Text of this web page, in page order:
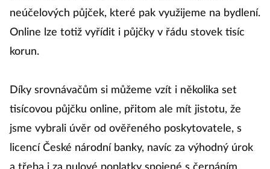
neúčelových půjček, které pak využijeme na bydlení.
Online lze totiž vyřídit i půjčky v řádu stovek tisíc
korun.
Díky srovnávačům si můžeme vzít i několika set
tisícovou půjčku online, přitom ale mít jistotu, že
jsme vybrali úvěr od ověřeného poskytovatele, s
licencí České národní banky, navíc za výhodný úrok